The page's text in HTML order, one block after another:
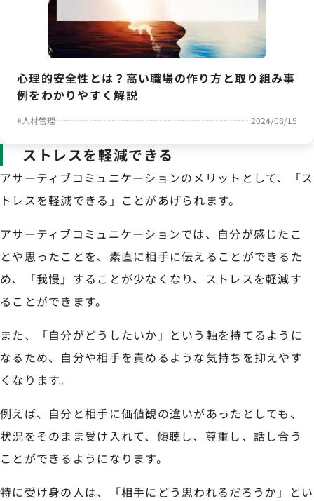
心理的安全性とは？高い職場の作り方と取り組み事
例をわかりやすく解説
#人材管理 2024/08/15
ストレスを軽減できる
アサーティブコミュニケーションのメリットとして、「ス
トレスを軽減できる」ことがあげられます。
アサーティブコミュニケーションでは、自分が感じたこ
とや思ったことを、素直に相手に伝えることができるた
め、「我慢」することが少なくなり、ストレスを軽減す
ることができます。
また、「自分がどうしたいか」という軸を持てるように
なるため、自分や相手を責めるような気持ちを抑えやす
くなります。
例えば、自分と相手に価値観の違いがあったとしても、
状況をそのまま受け入れて、傾聴し、尊重し、話し合う
ことができるようになります。
特に受け身の人は、「相手にどう思われるだろうか」とい